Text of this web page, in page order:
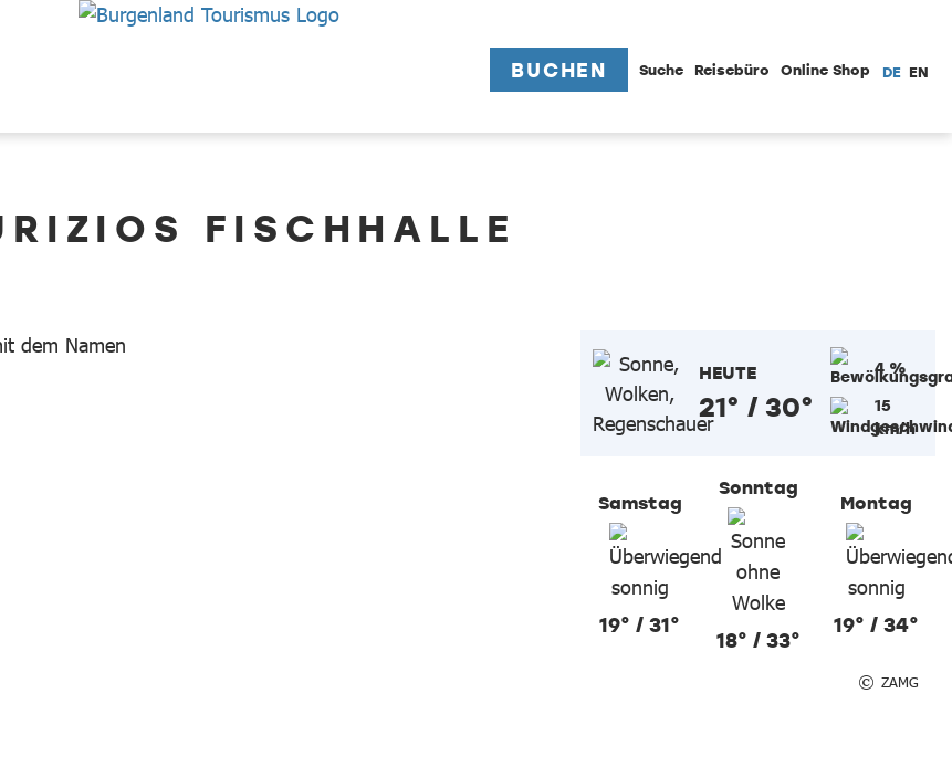
BUCHEN Suche Reisebüro Online Shop DE EN
FISCHHALLE
HEUTE
21° / 30°
4 %
15
km/h
Samstag
19° / 31°
Sonntag
18° / 33°
Montag
19° / 34°
ZAMG